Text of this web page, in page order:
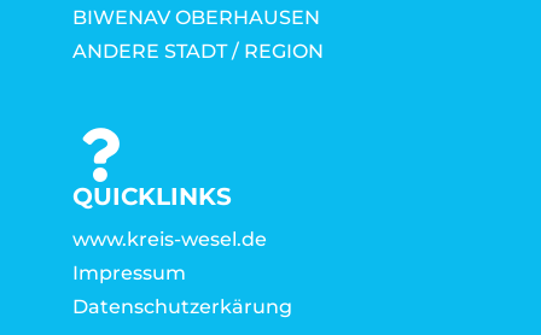
BIWENAV OBERHAUSEN
ANDERE STADT / REGION
QUICKLINKS
www.kreis-wesel.de
Impressum
Datenschutzerkärung